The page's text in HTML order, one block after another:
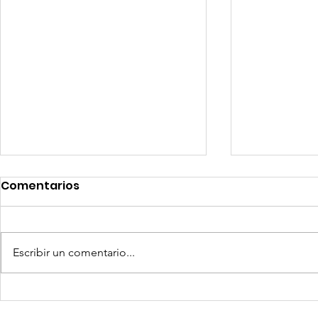
Quilla Resources US$ 25
Aceros
Comentarios
Escribir un comentario...